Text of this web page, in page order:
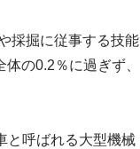
採掘に従事する技能
の0.2％に過ぎず、
と呼ばれる大型機械